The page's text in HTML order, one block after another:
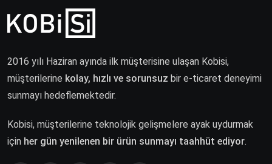
2016 yılı Haziran ayında ilk müşterisine ulaşan Kobisi,
müşterilerine kolay, hızlı ve sorunsuz bir e-ticaret deneyimi
sunmayı hedeflemektedir.
Kobisi, müşterilerine teknolojik gelişmelere ayak uydurmak
için her gün yenilenen bir ürün sunmayı taahhüt ediyor.